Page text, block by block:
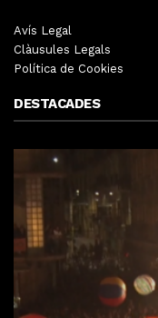
Avís Legal
Clàusules Legals
Política de Cookies
DESTACADES